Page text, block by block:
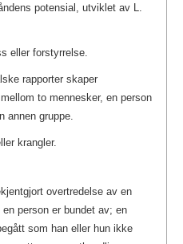
potensial, utviklet av L.
eller forstyrrelse.
rapporter skaper
to mennesker, en person
annen gruppe.
krangler.
overtredelse av en
person er bundet av; en
som han eller hun ikke